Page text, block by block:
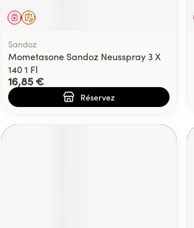
Sur prescription
Médicament
Sandoz
Mometasone Sandoz Neusspray 3 X
140 1 Fl
16,85 €
Réservez